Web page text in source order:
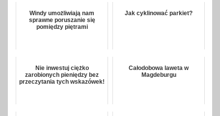
Windy umożliwiają nam
sprawne poruszanie się
pomiędzy piętrami
Jak cyklinować parkiet?
Nie inwestuj ciężko
zarobionych pieniędzy bez
przeczytania tych wskazówek!
Całodobowa laweta w
Magdeburgu